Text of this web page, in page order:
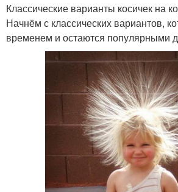
Классические варианты косичек на
Начнём с классических вариантов,
временем и остаются популярными